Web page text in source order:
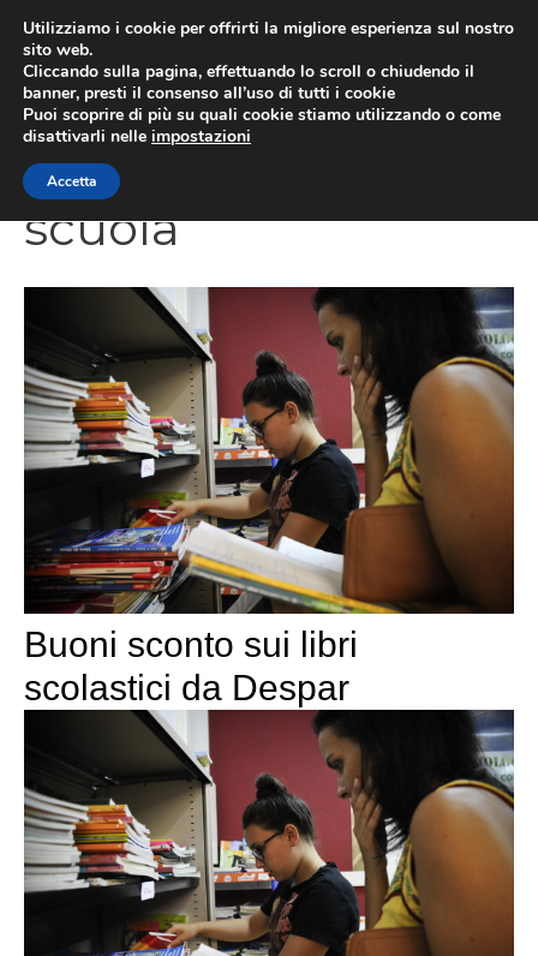
contenuto
scuola
Buoni sconto sui libri
scolastici da Despar
Utilizziamo i cookie per offrirti la migliore esperienza sul nostro
sito web.
Cliccando sulla pagina, effettuando lo scroll o chiudendo il
banner, presti il consenso all’uso di tutti i cookie
Puoi scoprire di più su quali cookie stiamo utilizzando o come
disattivarli nelle impostazioni
Accetta